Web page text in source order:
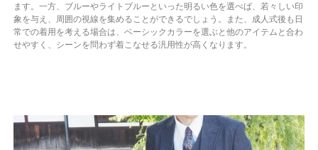
ます。一方、ブルーやライトブルーといった明るい色を選べば、若々しい印
象を与え、周囲の視線を集めることができるでしょう。また、成人式後も日
常での着用を考える場合は、ベーシックカラーを選ぶと他のアイテムと合わ
せやすく、シーンを問わず着こなせる汎用性が高くなります。